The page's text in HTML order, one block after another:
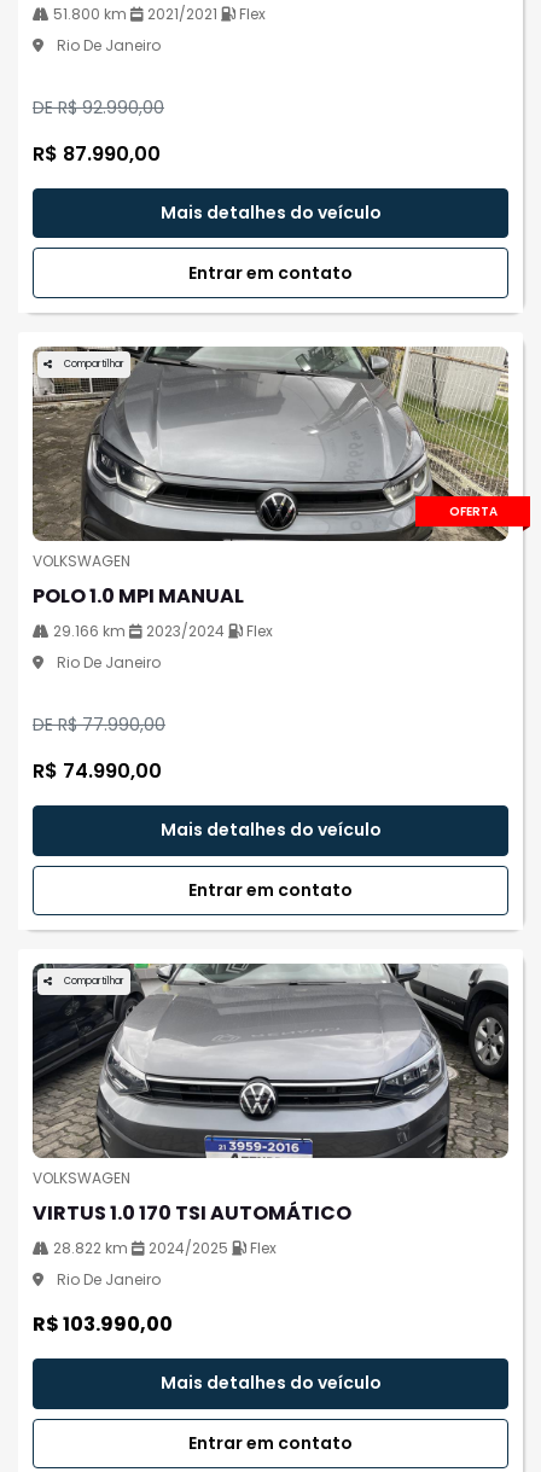
51.800 km 2021/2021
Flex
Rio De Janeiro
DE R$ 92.990,00
R$ 87.990,00
Mais detalhes do veículo
Entrar em contato
OFERTA
Compartilhar
VOLKSWAGEN
POLO 1.0 MPI MANUAL
29.166 km 2023/2024
Flex
Rio De Janeiro
DE R$ 77.990,00
R$ 74.990,00
Mais detalhes do veículo
Entrar em contato
Compartilhar
VOLKSWAGEN
VIRTUS 1.0 170 TSI AUTOMÁTICO
28.822 km 2024/2025
Flex
Rio De Janeiro
R$ 103.990,00
Mais detalhes do veículo
Entrar em contato